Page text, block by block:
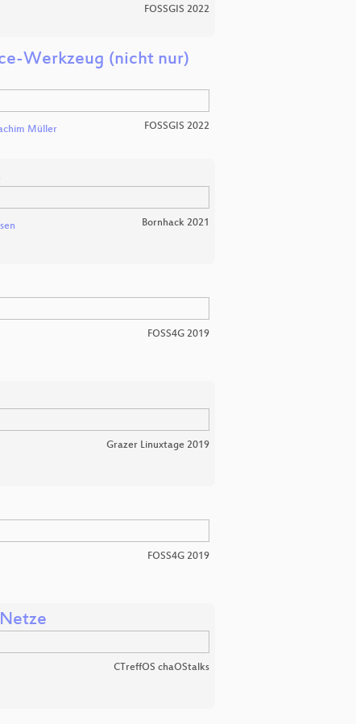
FOSSGIS 2022
Werkzeug (nicht nur)
Müller FOSSGIS 2022
Bornhack 2021
FOSS4G 2019
Grazer Linuxtage 2019
FOSS4G 2019
CTreffOS chaOStalks